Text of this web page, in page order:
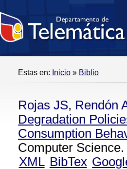
Estas en: Inicio » Biblio
Rojas JS, Rendón
Degradation
Consumption
Computer
XML BibTex